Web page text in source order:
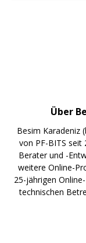
Über
Besim Karadeniz
von PF-BITS seit
Berater und -
weitere Online-
25-jährigen
technischen